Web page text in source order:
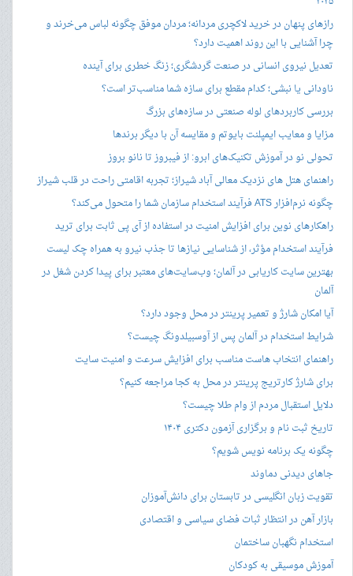
رازهای پنهان در خرید لاکچری مردانه؛ مردان موفق چگونه لباس می‌خرند و
چرا آشنایی با این روند اهمیت دارد؟
تعدیل نیروی انسانی در صنعت گردشگری؛ زنگ خطری برای آینده
ناودانی یا نبشی؛ کدام مقطع برای سازه شما مناسب‌تر است؟
بررسی کاربردهای لوله صنعتی در سازه‌های بزرگ
مزایا و معایب ایمپلنت بایوتم و مقایسه آن با دیگر برندها
تحولی نو در آموزش تکنیک‌های ابرو: از فیبروز تا نانو بروز
راهنمای هتل های نزدیک معالی آباد شیراز؛ تجربه اقامتی راحت در قلب شیراز
چگونه نرم‌افزار ATS فرآیند استخدام سازمان شما را متحول می‌کند؟
راهکارهای نوین برای افزایش امنیت در استفاده از آی پی ثابت برای ترید
فرآیند استخدام مؤثر، از شناسایی نیازها تا جذب نیرو به همراه چک لیست
بهترین سایت کاریابی در آلمان؛ وب‌سایت‌های معتبر برای پیدا کردن شغل در
آلمان
آیا امکان شارژ و تعمیر پرینتر در محل وجود دارد؟
شرایط استخدام در آلمان پس از آوسبیلدونگ چیست؟
راهنمای انتخاب هاست مناسب برای افزایش سرعت و امنیت سایت
برای شارژ کارتریج پرینتر در محل به کجا مراجعه کنیم؟
دلایل استقبال مردم از وام طلا چیست؟
تاریخ ثبت نام و برگزاری آزمون دکتری ۱۴۰۴
چگونه یک برنامه نویس شویم؟
جاهای دیدنی دماوند
تقویت زبان انگلیسی در تابستان برای دانش‌آموزان
بازار آهن در انتظار ثبات فضای سیاسی و اقتصادی
استخدام نگهبان ساختمان
آموزش موسیقی به کودکان